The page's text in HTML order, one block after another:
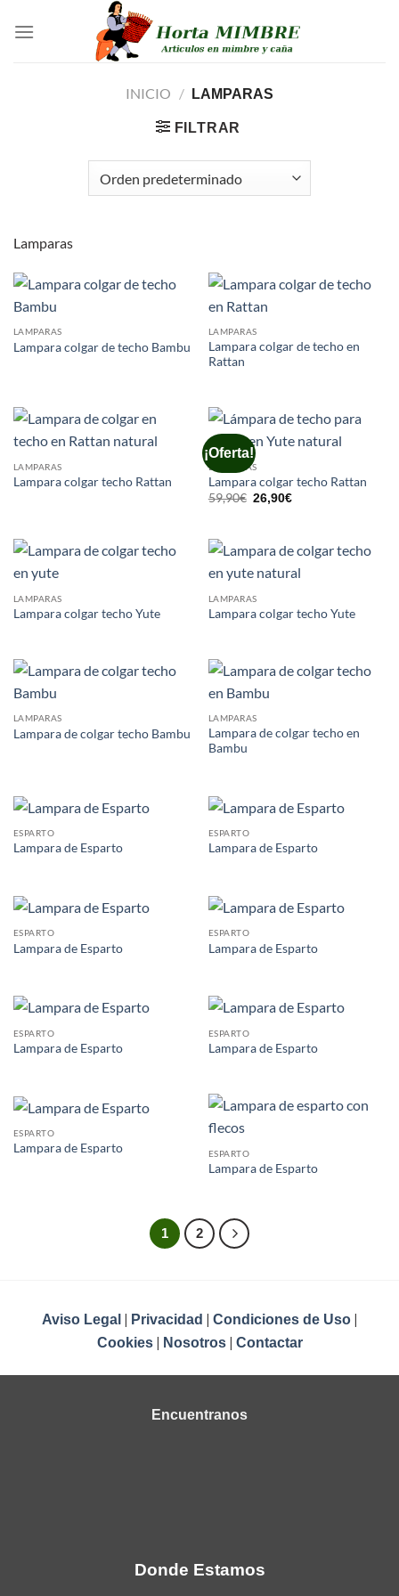
INICIO / LAMPARAS
FILTRAR
Lamparas
LAMPARAS
Lampara colgar de techo Bambu
LAMPARAS
Lampara colgar de techo en
Rattan
LAMPARAS
Lampara colgar techo Rattan
¡Oferta!
LAMPARAS
Lampara colgar techo Rattan
59,90€ El
precio
59,90€.
26,90€El
26,90€.
LAMPARAS
Lampara colgar techo Yute
LAMPARAS
Lampara colgar techo Yute
LAMPARAS
Lampara de colgar techo Bambu
LAMPARAS
Lampara de colgar techo en
Bambu
ESPARTO
Lampara de Esparto
ESPARTO
Lampara de Esparto
ESPARTO
Lampara de Esparto
ESPARTO
Lampara de Esparto
ESPARTO
Lampara de Esparto
ESPARTO
Lampara de Esparto
ESPARTO
Lampara de Esparto ESPARTO
Lampara de Esparto
1 2
Aviso Legal | Privacidad | Condiciones de Uso|
Cookies| Nosotros| Contactar
Encuentranos
Donde Estamos